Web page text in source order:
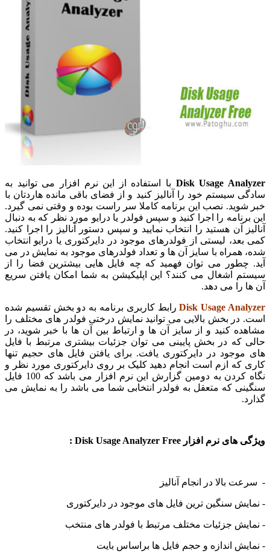
Disk Usage Analyzer با استفاده از این نرم افزار می توانید به
سادگی سیستم خود را آنالیز کنید و از فضای باقی مانده هاردتان با
خبر شوید. نصب این برنامه کاملا سر راست بوده و وقتی نمی گیرد.
این برنامه را اجرا کنید و سپس فولدر یا درایو مورد نظر که به دنبال
آنالیز آن هستید را انتخاب نمایید و سپس دستور آنالیز را اجرا کنید.
کمی بعد، لیستی از فولدرهای موجود در دایرکتوری یا درایو انتخاب
شده، همراه با سایز آن ها و تعداد فولدرهای موجود به نمایش در می
آید. چطور می توان فهمید که چه فایل هایی بیشترین فضا را از
سیستم اشغال می کنند؟ این اپلیکیشن به شما امکان یافتن سریع
آن ها را می دهد.
Disk Usage Analyzerرابط کاربری برنامه به دو بخش تقسیم شده
است. در بخش بالایی می توانید نمایش درختی فولدر های مختلف را
مشاهده کنید و از سایز آن ها و ارتباط بین آن ها با خبر شوید، در
حالی که در بخش پایینی می توان جزئیات بیشتری مرتبط با فایل
های موجود در دایرکتوری یافت. برای یافتن فایل های حجیم تنها
کاری که ازم است انجام دهید کلیک بر روی دایرکتوری مورد نظر و
نگاه کردن به دومین گزارش این نرم افزار می باشد که 100 فایل
سنگینی که متعقل به فولدر انتخابی شما می باشد را به نمایش می
گذارد.
ویژگی های نرم افزار Disk Usage Analyzer Free :
- سرعت بالا در انجام آنالیز
- نمایش سنگین ترین فایل های موجود در دایرکتوری
- نمایش جزئیات مختلف مرتبط با فولدر های منتخب
- نمایش اندازه و حجم فایل ها براساس بایت